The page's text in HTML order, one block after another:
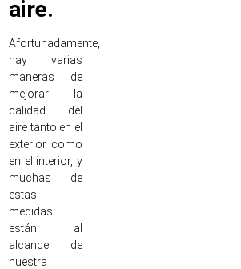
aire.
Afortunadamente,
hay varias
maneras de
mejorar la
calidad del
aire tanto en el
exterior como
en el interior, y
muchas de
estas
medidas
están al
alcance de
nuestra